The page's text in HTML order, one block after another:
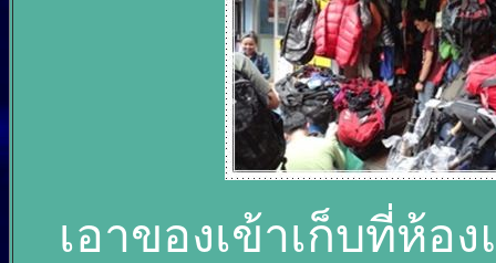
เอาของเข้าเก็บที่ห้อ